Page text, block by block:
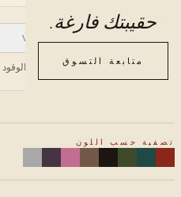
حقيبتك فارغة.
متابعة التسوق
V2
V1 يناسب دواسة الوقود العلوية (LHD + RHD)
تصفية حسب اللون